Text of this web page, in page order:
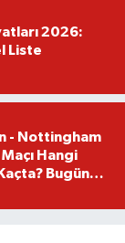
2026:
Liste
- Nottingham
Hangi
Bugün